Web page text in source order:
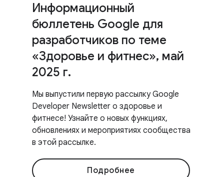
Информационный
бюллетень Google для
разработчиков по теме
«Здоровье и фитнес», май
2025 г.
Мы выпустили первую рассылку Google
Developer Newsletter о здоровье и
фитнесе! Узнайте о новых функциях,
обновлениях и мероприятиях сообщества
в этой рассылке.
Подробнее